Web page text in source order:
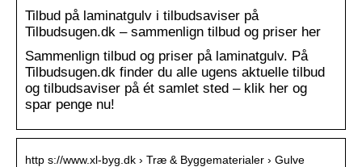
Tilbud på laminatgulv i tilbudsaviser på
Tilbudsugen.dk – sammenlign tilbud og priser her
Sammenlign tilbud og priser på laminatgulv. På
Tilbudsugen.dk finder du alle ugens aktuelle tilbud
og tilbudsaviser på ét samlet sted – klik her og
spar penge nu!
http s://www.xl-byg.dk › Træ & Byggematerialer › Gulve